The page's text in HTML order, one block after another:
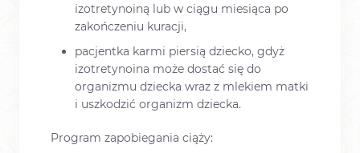
izotretynoiną lub w ciągu miesiąca po
zakończeniu kuracji,
pacjentka karmi piersią dziecko, gdyż
izotretynoina może dostać się do
organizmu dziecka wraz z mlekiem matki
i uszkodzić organizm dziecka.
Program zapobiegania ciąży: